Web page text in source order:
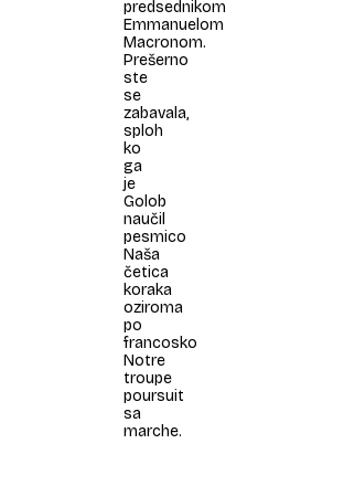
predsednikom
Emmanuelom
Macronom.
Prešerno
ste
se
zabavala,
sploh
ko
ga
je
Golob
naučil
pesmico
Naša
četica
koraka
oziroma
po
francosko
Notre
troupe
poursuit
sa
marche.